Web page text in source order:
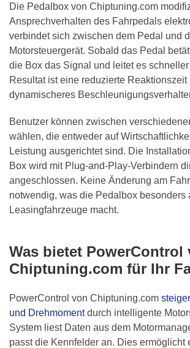
Die Pedalbox von Chiptuning.com
Ansprechverhalten des Fahrpedals
verbindet sich zwischen dem Pedal und
Motorsteuergerät. Sobald das Pedal
die Box das Signal und leitet es
Resultat ist eine reduzierte Reaktionszeit
dynamischeres
Benutzer können zwischen
wählen, die entweder auf
Leistung ausgerichtet sind. Die
Box wird mit Plug-and-Play-Verbindern
angeschlossen. Keine Änderung am
notwendig, was die Pedalbox besonders
Leasingfahrzeuge macht.
Was bietet PowerControl
Chiptuning.com für Ihr
PowerControl von Chiptuning.com
und Drehmomentdurch intelligente
System liest Daten aus dem
passt die Kennfelder an. Dies ermöglicht